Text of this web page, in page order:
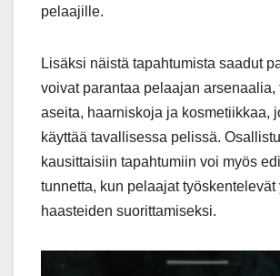
pelaajille.
Lisäksi näistä tapahtumista saadut
voivat parantaa pelaajan arsenaalia,
aseita, haarniskoja ja kosmetiikkaa,
käyttää tavallisessa pelissä.
kausittaisiin tapahtumiin voi myös
tunnetta, kun pelaajat työskentelevät
haasteiden suorittamiseksi.